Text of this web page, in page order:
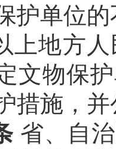
护单位
上地方
文物保
措施，
省、自